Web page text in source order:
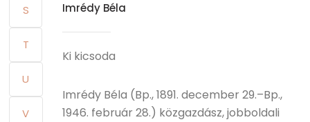
S
T
U
V
Imrédy Béla
Ki kicsoda
Imrédy Béla (Bp., 1891. december 29.–Bp.,
1946. február 28.) közgazdász, jobboldali